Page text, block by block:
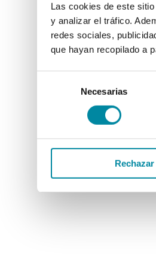
Las cookies de este
y analizar el tráfico.
redes sociales,
que hayan recopilado a
consentimiento
Necesarias
Rechazar